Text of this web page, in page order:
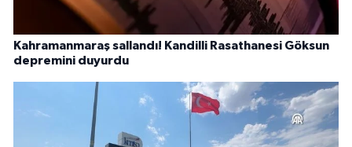
Kahramanmaraş sallandı! Kandilli Rasathanesi Göksun
depremini duyurdu